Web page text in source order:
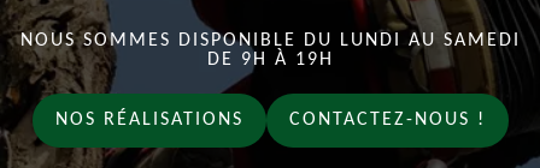
NOUS SOMMES DISPONIBLE DU LUNDI AU SAMEDI
DE 9H À 19H
NOS RÉALISATIONS CONTACTEZ-NOUS !